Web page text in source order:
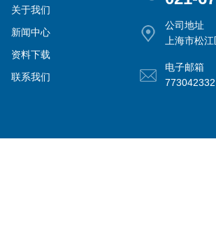
关于我们
新闻中心
资料下载
联系我们
公司地址
上海市松
电子邮箱